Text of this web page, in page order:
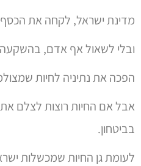
מדינת ישראל, לקחה את הכסף
ובלי לשאול אף אדם, בהשקעה
הפכה את נתיניה לחיות שמצולמות
אבל אם החיות רוצות לצלם
בביטחון.